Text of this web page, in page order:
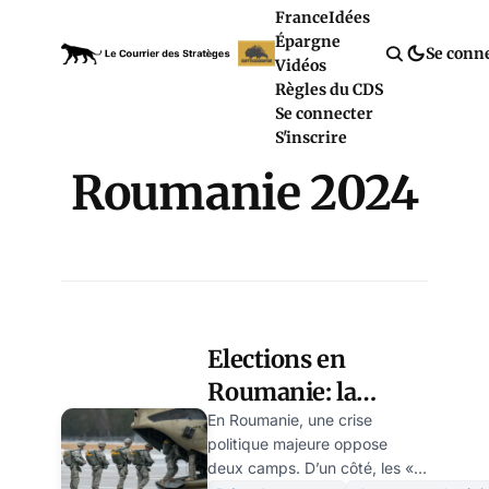
FranceIdées
Épargne
Vidéos
Règles du CDS
Se connecter
S'inscrire
Se
Roumanie 2024
Elections en
Roumanie: la
stratégie cachée
des USA et de
En Roumanie, une crise
politique majeure oppose
deux camps. D’un côté, les «